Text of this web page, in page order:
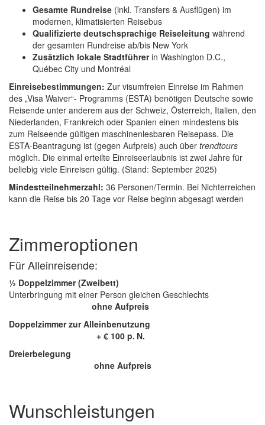
Gesamte Rundreise (inkl. Transfers & Ausflügen) im
modernen, klimatisierten Reisebus
Qualifizierte deutschsprachige Reiseleitung während
der gesamten Rundreise ab/bis New York
Zusätzlich lokale Stadtführerin Washington D.C.,
Québec City und Montréal
Einreisebestimmungen: Zur visumfreien Einreise im Rahmen
des „Visa Waiver“- Programms (ESTA) benötigen Deutsche sowie
Reisende unter anderem aus der Schweiz, Österreich, Italien, den
Niederlanden, Frankreich oder Spanien einen mindestens bis
zum Reiseende gültigen maschinenlesbaren Reisepass. Die
ESTA-Beantragung ist (gegen Aufpreis) auch über trendtours
möglich. Die einmal erteilte Einreiseerlaubnis ist zwei Jahre für
beliebig viele Einreisen gültig. (Stand: September 2025)
Mindestteilnehmerzahl: 36 Personen/Termin. Bei Nichterreichen
kann die Reise bis 20 Tage vor Reise beginn abgesagt werden
Zimmeroptionen
Für Alleinreisende:
½ Doppelzimmer (Zweibett)
Unterbringung mit einer Person gleichen Geschlechts
ohne Aufpreis
Doppelzimmer zur Alleinbenutzung
+ € 100 p. N.
Dreierbelegung
ohne Aufpreis
Wunschleistungen